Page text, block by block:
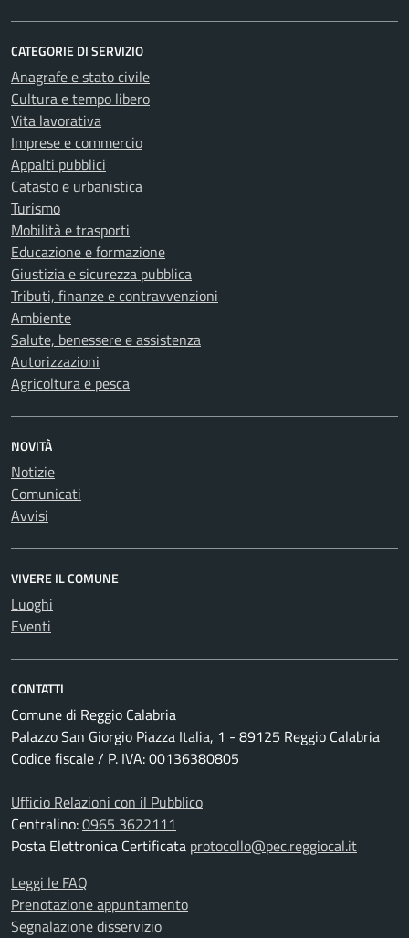
CATEGORIE DI SERVIZIO
Anagrafe e stato civile
Cultura e tempo libero
Vita lavorativa
Imprese e commercio
Appalti pubblici
Catasto e urbanistica
Turismo
Mobilità e trasporti
Educazione e formazione
Giustizia e sicurezza pubblica
Tributi, finanze e contravvenzioni
Ambiente
Salute, benessere e assistenza
Autorizzazioni
Agricoltura e pesca
NOVITÀ
Notizie
Comunicati
Avvisi
VIVERE IL COMUNE
Luoghi
Eventi
CONTATTI
Comune di Reggio Calabria
Palazzo San Giorgio Piazza Italia, 1 - 89125 Reggio Calabria
Codice fiscale / P. IVA: 00136380805
Ufficio Relazioni con il Pubblico
Centralino:0965 3622111
Posta Elettronica Certificata protocollo@pec.reggiocal.it
Leggi le FAQ
Prenotazione appuntamento
Segnalazione disservizio